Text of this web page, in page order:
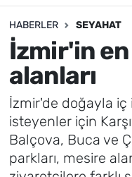
HABERLER SEYAHAT
İzmir'in
alanları
İzmir'de doğayla
isteyenler için
Balçova, Buca ve
parkları, mesire
Asayiş / Polis-
Spor
Magazin
Foto Galeri
Künye